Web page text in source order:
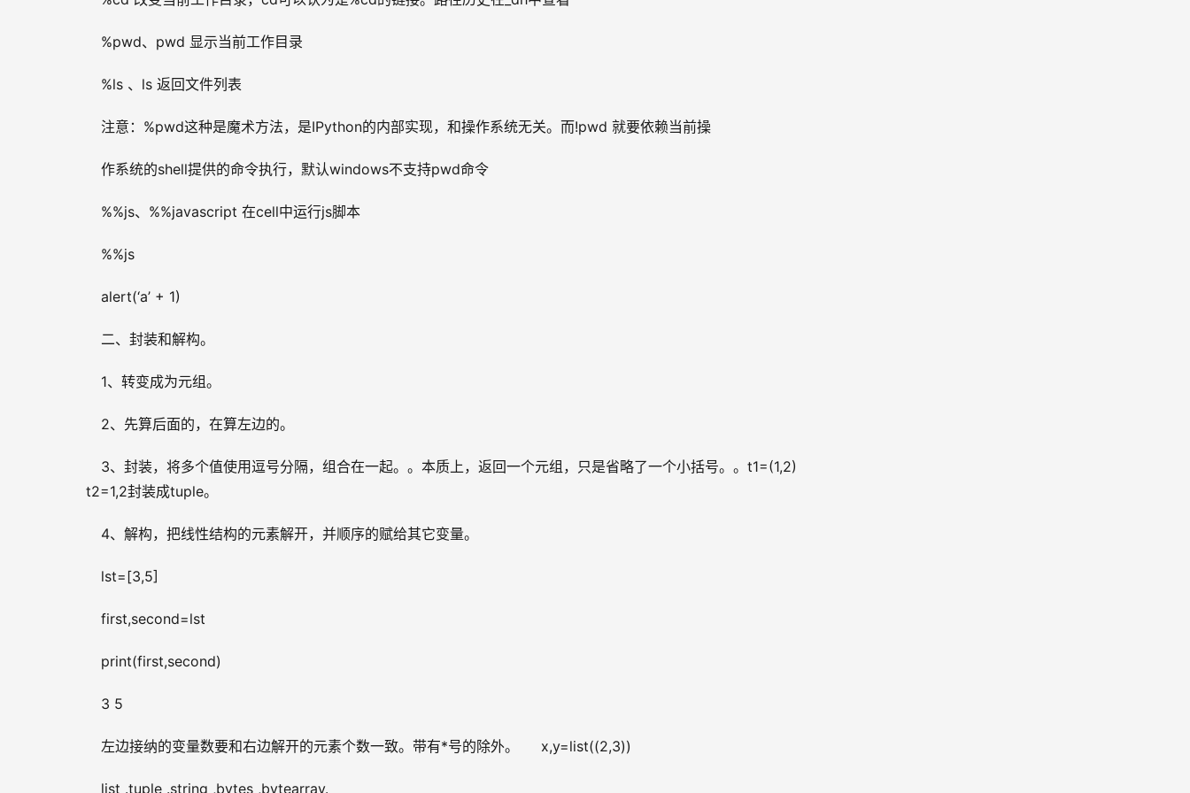
%pwd、pwd 显示当前工作目录
%ls 、ls 返回文件列表
注意：%pwd这种是魔术方法，是IPython的内部实现，和操作系统无关。而!pwd 就要依赖当前操
作系统的shell提供的命令执行，默认windows不支持pwd命令
%%js、%%javascript 在cell中运行js脚本
%%js
alert(‘a’ + 1)
二、封装和解构。
1、转变成为元组。
2、先算后面的，在算左边的。
3、封装，将多个值使用逗号分隔，组合在一起。。本质上，返回一个元组，只是省略了一个小括号。。t1=(1,2)
t2=1,2封装成tuple。
4、解构，把线性结构的元素解开，并顺序的赋给其它变量。
lst=[3,5]
first,second=lst
print(first,second)
3 5
左边接纳的变量数要和右边解开的元素个数一致。带有*号的除外。     x,y=list((2,3))
list .tuple .string ,bytes ,bytearray.